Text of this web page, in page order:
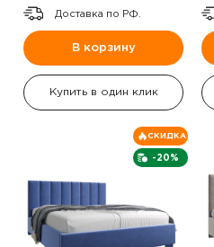
Доставка по РФ.
В корзину
Купить в один клик
-20%
СКИДКА